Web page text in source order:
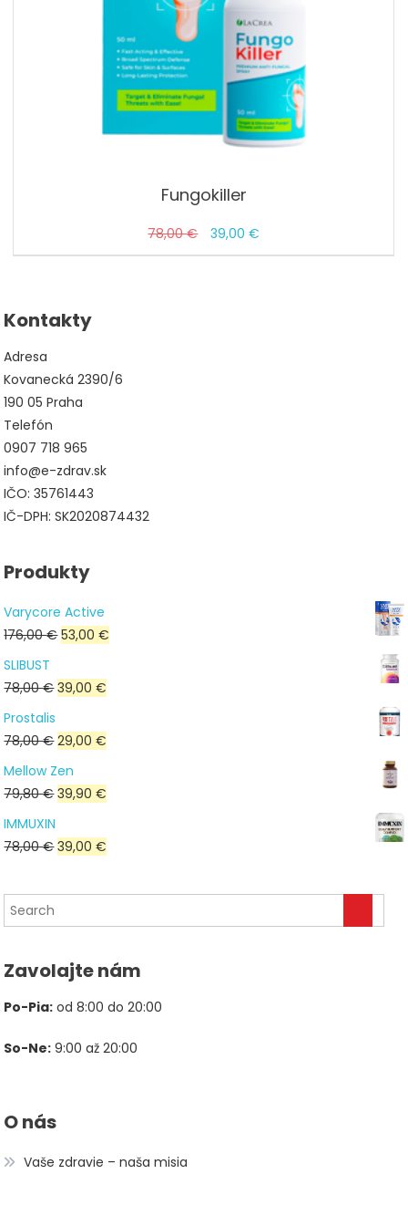
Fungokiller
78,00€
Pôvodná
cena
39,00€
cena
Kontakty
Adresa
Kovanecká 2390/6
190 05 Praha
Telefón
0907 718 965
info@e-zdrav.sk
IČO: 35761443
IČ-DPH: SK2020874432
Produkty
Varycore Active
176,00€Pôvodná
bola:
176,00 €.
53,00€
SLIBUST
78,00€Pôvodná
bola:
78,00 €.
39,00€
je:
39,00 €.
Prostalis
78,00€Pôvodná
bola:
78,00 €.
29,00€
je:
29,00 €.
Mellow Zen
79,80€Pôvodná
bola:
79,80 €.
39,90€
je:
39,90 €.
IMMUXIN
78,00€Pôvodná
bola:
39,00€
je:
Zavolajte nám
Po-Pia: od 8:00 do 20:00
So-Ne: 9:00 až 20:00
O nás
Vaše zdravie – naša misia